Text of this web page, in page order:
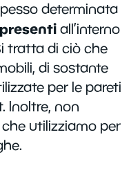
determinata
all’interno
tratta di ciò che
di sostante
per le pareti
Inoltre, non
utilizziamo per